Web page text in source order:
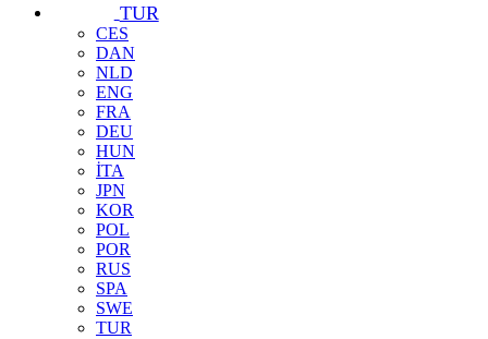
TUR
CES
DAN
NLD
ENG
FRA
DEU
HUN
İTA
JPN
KOR
POL
POR
RUS
SPA
SWE
TUR